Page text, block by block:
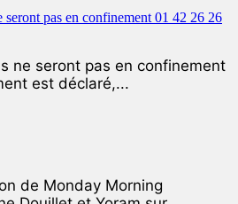
ne seront pas en confinement
est déclaré,...
de Monday Morning